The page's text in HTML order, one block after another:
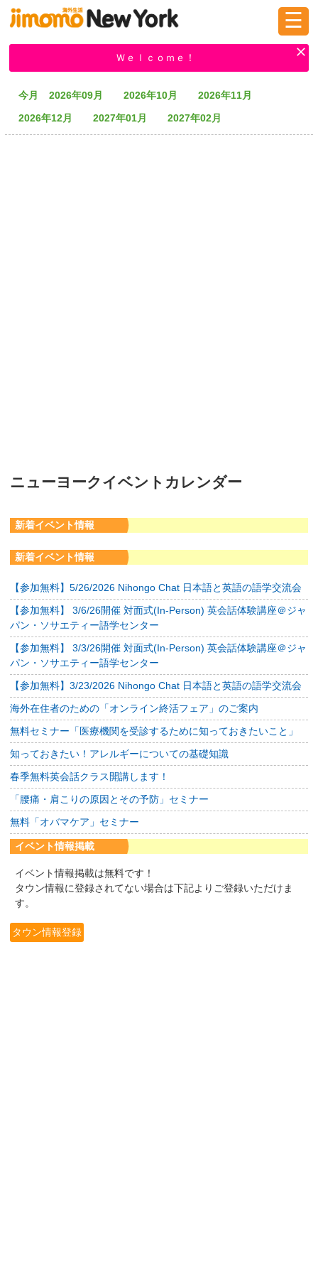
掲示板 タウン情報 教えて！
☰
Ｗｅｌｃｏｍｅ！
今月 2026年09月 2026年10月
2026年11月
2026年12月
2027年01月 2027年02月
ニューヨークイベントカレンダー
新着イベント情報
新着イベント情報
【参加無料】5/26/2026 Nihongo Chat 日本語と英語の語学交流会
【参加無料】 3/6/26開催 対面式(In-Person) 英会話体験講座＠ジャ
パン・ソサエティー語学センター
【参加無料】 3/3/26開催 対面式(In-Person) 英会話体験講座＠ジャ
パン・ソサエティー語学センター
【参加無料】3/23/2026 Nihongo Chat 日本語と英語の語学交流会
海外在住者のための「オンライン終活フェア」のご案内
無料セミナー「医療機関を受診するために知っておきたいこと」
知っておきたい！アレルギーについての基礎知識
春季無料英会話クラス開講します！
「腰痛・肩こりの原因とその予防」セミナー
無料「オバマケア」セミナー
イベント情報掲載
イベント情報掲載は無料です！
タウン情報に登録されてない場合は下記よりご登録いただけま
す。
タウン情報登録